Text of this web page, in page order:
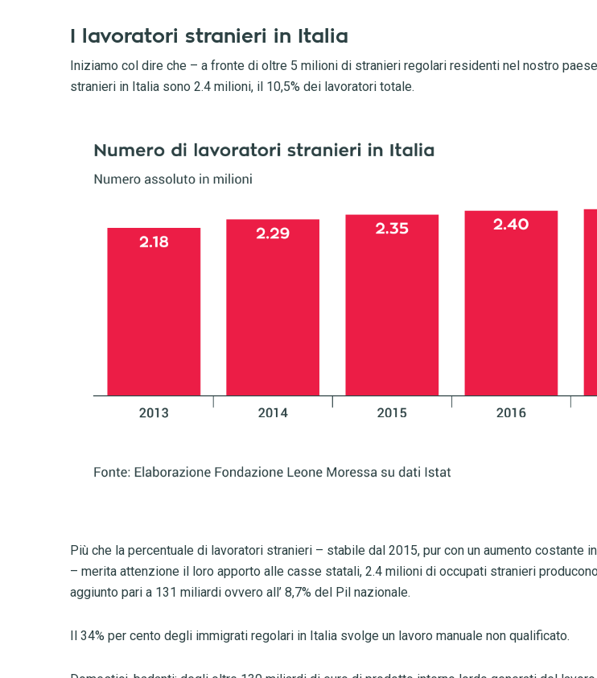
I lavoratori stranieri in Italia
Iniziamo col dire che – a fronte di oltre 5 milioni di stranieri regolari residenti nel nostro
stranieri in Italia sono 2.4 milioni, il 10,5% dei lavoratori totale.
Più che la percentuale di lavoratori stranieri – stabile dal 2015, pur con un aumento costante
– merita attenzione il loro apporto alle casse statali, 2.4 milioni di occupati stranieri
aggiunto pari a 131 miliardi ovvero all’ 8,7% del Pil nazionale.
Il 34% per cento degli immigrati regolari in Italia svolge un lavoro manuale non qualificato.